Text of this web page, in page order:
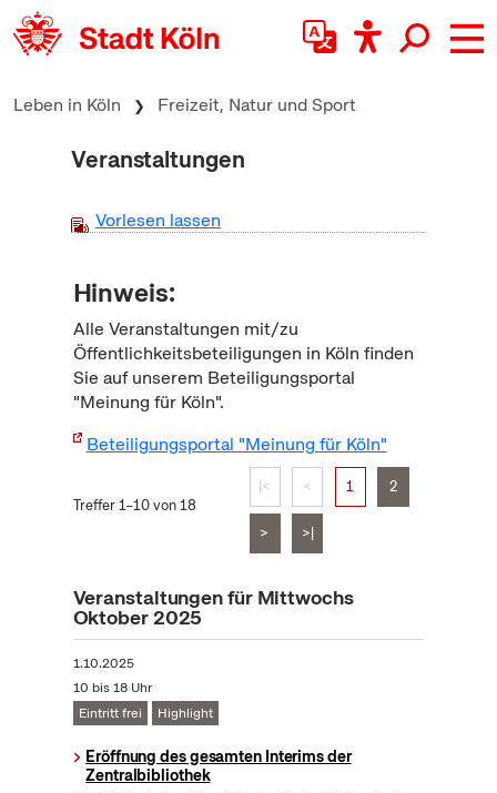
zum Inhalt springen
Leben in Köln Freizeit, Natur und Sport
Veranstaltungen
Vorlesen lassen
Hinweis:
Alle Veranstaltungen mit/zu
Öffentlichkeitsbeteiligungen in Köln finden
Sie auf unserem Beteiligungsportal
"Meinung für Köln".
Beteiligungsportal "Meinung für Köln"
Treffer 1–10 von 18
|< < 1 2
> >|
Veranstaltungen für Mittwochs
Oktober 2025
1.10.2025
10 bis 18 Uhr
Eintritt frei
Highlight
Eröffnung des gesamten Interims der
Zentralbibliothek